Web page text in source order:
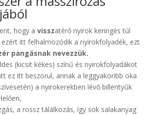
hogy a visszatérő nyirok keringés túl
itt felhalmozódik a nyirokfolyadék, ezt
pangásnak nevezzük.
(kicsit kékes) színű és nyirokfolyadákot
ez itt beszorul, annak a leggyakoribb oka
a nyirokerekben lévő billentyűk
a rossz tálálkozás, így sok salakanyag